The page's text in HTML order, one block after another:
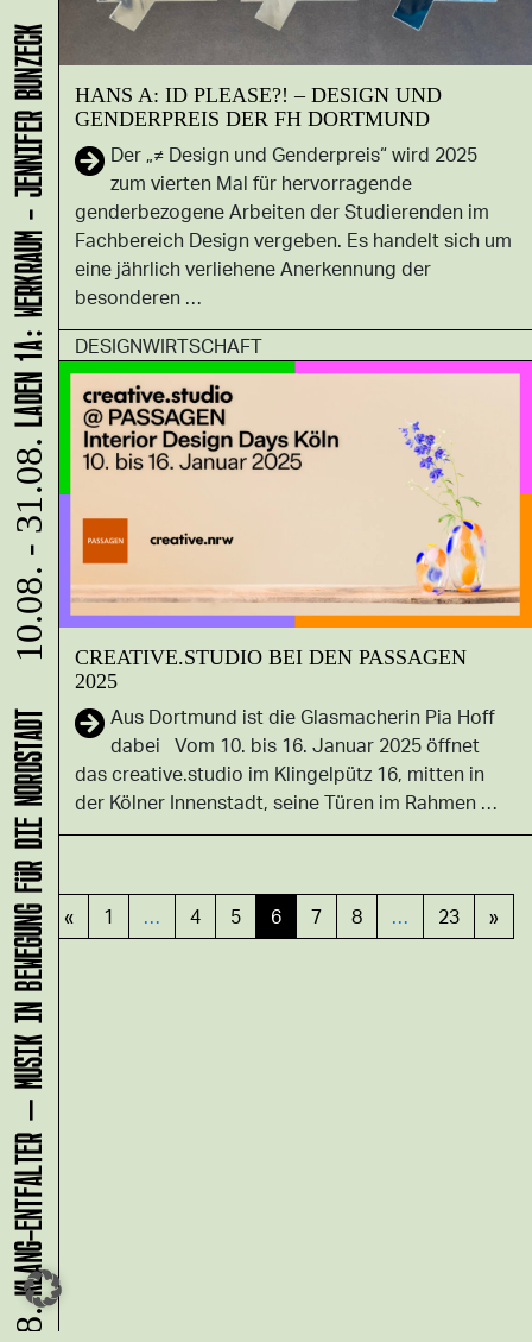
HANS A: ID PLEASE?! – DESIGN UND
GENDERPREIS DER FH DORTMUND
Der „≠ Design und Genderpreis“ wird 2025
zum vierten Mal für hervorragende
genderbezogene Arbeiten der Studierenden im
Fachbereich Design vergeben. Es handelt sich um
eine jährlich verliehene Anerkennung der
besonderen …
DESIGNWIRTSCHAFT
CREATIVE.STUDIO BEI DEN PASSAGEN
2025
Aus Dortmund ist die Glasmacherin Pia Hoff
dabei Vom 10. bis 16. Januar 2025 öffnet
das creative.studio im Klingelpütz 16, mitten in
der Kölner Innenstadt, seine Türen im Rahmen …
« 1 … 4 5 6 7 8 … 23 »
KLANG-ENTFALTER – MUSIK IN BEWEGUNG FÜR DIE NORDSTADT
10.08. - 31.08.
LADEN 1A: WERKRAUM - JENNIFER BUNZECK